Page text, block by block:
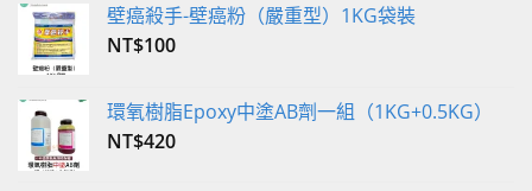
壁癌殺手-壁癌粉（嚴重型）1KG袋裝
NT$100
環氧樹脂Epoxy中塗AB劑一組（1KG+0.5KG）
NT$420